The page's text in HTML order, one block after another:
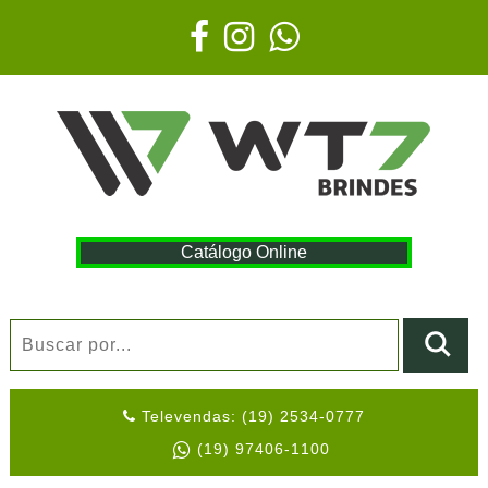
Catálogo Online
Televendas: (19) 2534-0777
(19) 97406-1100